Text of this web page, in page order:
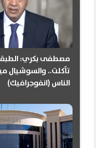
مصطفى بكري:
تآكلت.. والسوشيال
الناس (انفوجرافيك)